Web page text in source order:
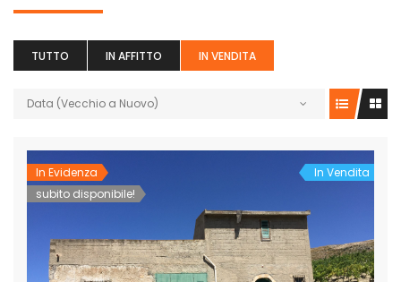
TUTTO IN AFFITTO IN VENDITA
Data (Vecchio a Nuovo)
In Evidenza
subito disponibile!
In Vendita